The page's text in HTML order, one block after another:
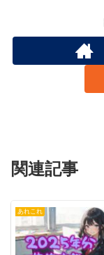
関連記事
あれこれ